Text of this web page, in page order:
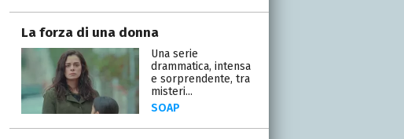
La forza di una donna
Una serie
drammatica, intensa
e sorprendente, tra
misteri...
SOAP